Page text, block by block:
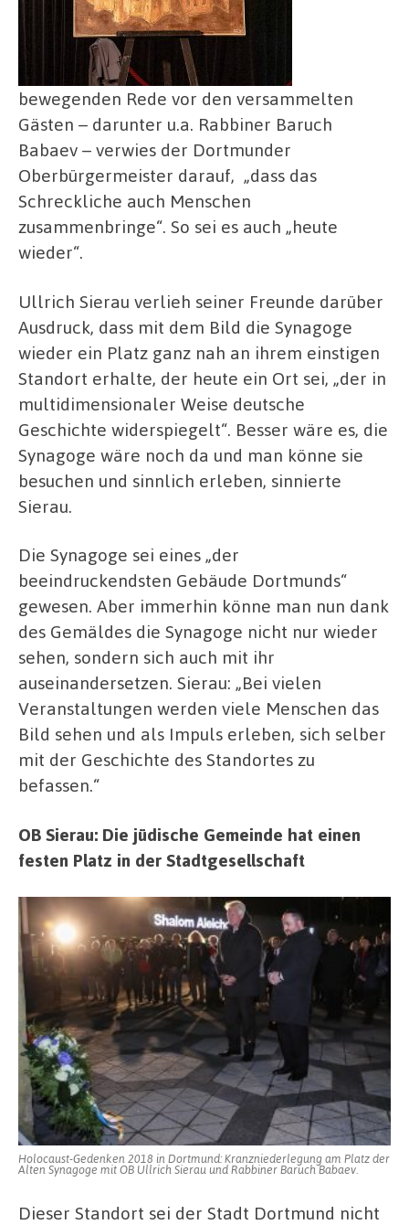
bewegenden Rede vor den versammelten
Gästen – darunter u.a. Rabbiner Baruch
Babaev – verwies der Dortmunder
Oberbürgermeister darauf, „dass das
Schreckliche auch Menschen
zusammenbringe“. So sei es auch „heute
wieder“.
Ullrich Sierau verlieh seiner Freunde darüber
Ausdruck, dass mit dem Bild die Synagoge
wieder ein Platz ganz nah an ihrem einstigen
Standort erhalte, der heute ein Ort sei, „der in
multidimensionaler Weise deutsche
Geschichte widerspiegelt“. Besser wäre es, die
Synagoge wäre noch da und man könne sie
besuchen und sinnlich erleben, sinnierte
Sierau.
Die Synagoge sei eines „der
beeindruckendsten Gebäude Dortmunds“
gewesen. Aber immerhin könne man nun dank
des Gemäldes die Synagoge nicht nur wieder
sehen, sondern sich auch mit ihr
auseinandersetzen. Sierau: „Bei vielen
Veranstaltungen werden viele Menschen das
Bild sehen und als Impuls erleben, sich selber
mit der Geschichte des Standortes zu
befassen.“
OB Sierau: Die jüdische Gemeinde hat einen
festen Platz in der Stadtgesellschaft
Holocaust-Gedenken 2018 in Dortmund: Kranzniederlegung am Platz der
Alten Synagoge mit OB Ullrich Sierau und Rabbiner Baruch Babaev.
Dieser Standort sei der Stadt Dortmund nicht